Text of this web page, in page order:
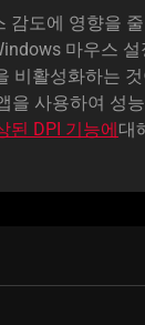
감도에 영향을
마우스
비활성화하는
을 사용하여 성
된 DPI 기능에 대